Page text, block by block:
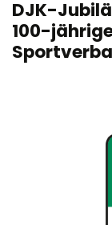
DJK-
100-
Kontakt
Bundessportfest